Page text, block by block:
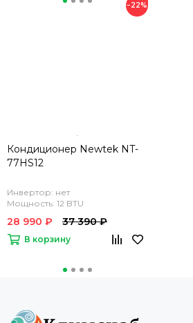
−22%
Кондиционер Newtek NT-
77HS12
Инвертор: нет
Мощность: 12 BTU
28 990 ₽ 37 390 ₽
В корзину